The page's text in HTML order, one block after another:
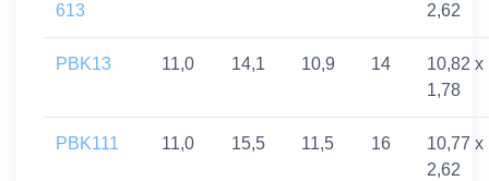
613
2,62
PBK13 11,0 14,1 10,9 14
10,82 x
1,78
PBK111 11,0 15,5 11,5 16
10,77 x
2,62